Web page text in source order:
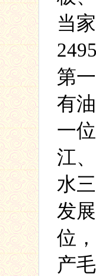
当
2495
第
有
一位
江
水
发
位，
产